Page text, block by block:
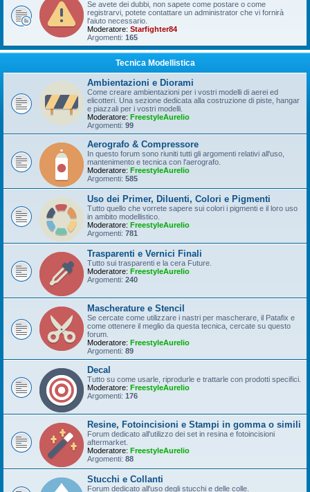
Se avete dei dubbi, non sapete come postare o come
registrarvi, potete contattare un administrator che vi fornirà
l'aiuto necessario.
Moderatore: Starfighter84
Argomenti: 165
Tecnica Modellistica
Ambientazioni e Diorami
Come creare ambientazioni per i vostri modelli di aerei ed
elicotteri. Una sezione dedicata alla costruzione di piste, hangar
e piazzali per i vostri modelli.
Moderatore: FreestyleAurelio
Argomenti: 99
Aerografo & Compressore
In questo forum sono riuniti tutti gli argomenti relativi all'uso,
mantenimento e tecnica con l'aerografo.
Moderatore: FreestyleAurelio
Argomenti: 585
Uso dei Primer, Diluenti, Colori e Pigmenti
Tutto quello che vorrete sapere sui colori i pigmenti e il loro uso
in ambito modellistico.
Moderatore: FreestyleAurelio
Argomenti: 781
Trasparenti e Vernici Finali
Tutto sui trasparenti e la cera Future.
Moderatore: FreestyleAurelio
Argomenti: 240
Mascherature e Stencil
Se cercate come utilizzare i nastri per mascherare, il Patafix e
come ottenere il meglio da questa tecnica, cercate su questo
forum.
Moderatore: FreestyleAurelio
Argomenti: 89
Decal
Tutto su come usarle, riprodurle e trattarle con prodotti specifici.
Moderatore: FreestyleAurelio
Argomenti: 176
Resine, Fotoincisioni e Stampi in gomma o simili
Forum dedicato all'utilizzo dei set in resina e fotoincisioni
aftermarket.
Moderatore: FreestyleAurelio
Argomenti: 88
Stucchi e Collanti
Forum dedicato all'uso degli stucchi e delle colle.